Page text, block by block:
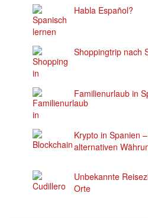
Habla Español?
Shoppingtrip nach
Familienurlaub in
Krypto in Spanien
alternativen
Unbekannte
Orte